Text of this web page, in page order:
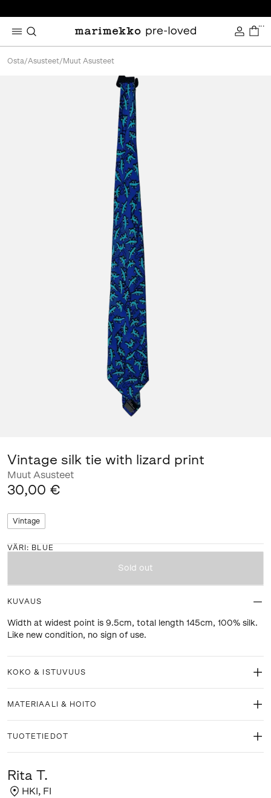
...
Osta/Asusteet/ Muut Asusteet
Vintage silk tie with lizard print
Muut Asusteet
30,00 €
Vintage
VÄRI : BLUE
Sold out
KUVAUS
Width at widest point is 9.5cm, total length 145cm, 100% silk.
Like new condition, no sign of use.
KOKO & ISTUVUUS
MATERIAALI & HOITO
TUOTETIEDOT
Rita T.
HKI, FI